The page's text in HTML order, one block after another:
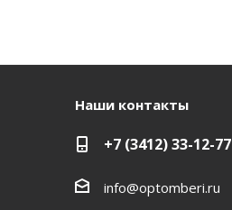
Наши контакты
+7 (3412) 33-12-77
info@optomberi.ru